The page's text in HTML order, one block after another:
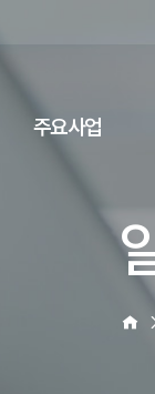
주요사업